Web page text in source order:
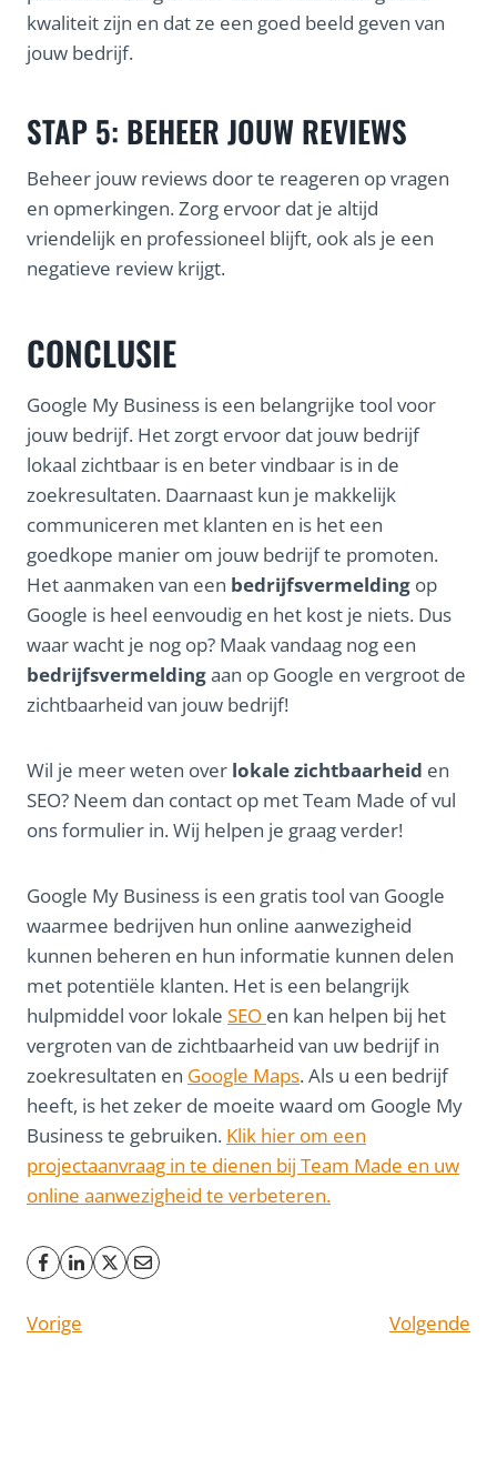
kwaliteit zijn en dat ze een goed beeld geven van
jouw bedrijf.
STAP 5: BEHEER JOUW REVIEWS
Beheer jouw reviews door te reageren op vragen
en opmerkingen. Zorg ervoor dat je altijd
vriendelijk en professioneel blijft, ook als je een
negatieve review krijgt.
CONCLUSIE
Google My Business is een belangrijke tool voor
jouw bedrijf. Het zorgt ervoor dat jouw bedrijf
lokaal zichtbaar is en beter vindbaar is in de
zoekresultaten. Daarnaast kun je makkelijk
communiceren met klanten en is het een
goedkope manier om jouw bedrijf te promoten.
Het aanmaken van een bedrijfsvermelding op
Google is heel eenvoudig en het kost je niets. Dus
waar wacht je nog op? Maak vandaag nog een
bedrijfsvermeldingaan op Google en vergroot de
zichtbaarheid van jouw bedrijf!
Wil je meer weten over lokale zichtbaarheid en
SEO? Neem dan contact op met Team Made of vul
ons formulier in. Wij helpen je graag verder!
Google My Business is een gratis tool van Google
waarmee bedrijven hun online aanwezigheid
kunnen beheren en hun informatie kunnen delen
met potentiële klanten. Het is een belangrijk
hulpmiddel voor lokale SEO en kan helpen bij het
vergroten van de zichtbaarheid van uw bedrijf in
zoekresultaten en Google Maps. Als u een bedrijf
heeft, is het zeker de moeite waard om Google My
Business te gebruiken. Klik hier om een
projectaanvraag in te dienen bij Team Made en uw
online aanwezigheid te verbeteren.
Vorige Volgende